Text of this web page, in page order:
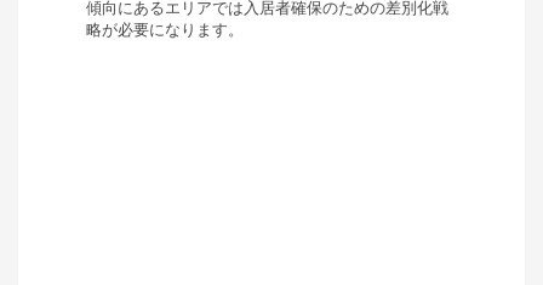
傾向にあるエリアでは入居者確保のための差別化戦
略が必要になります。